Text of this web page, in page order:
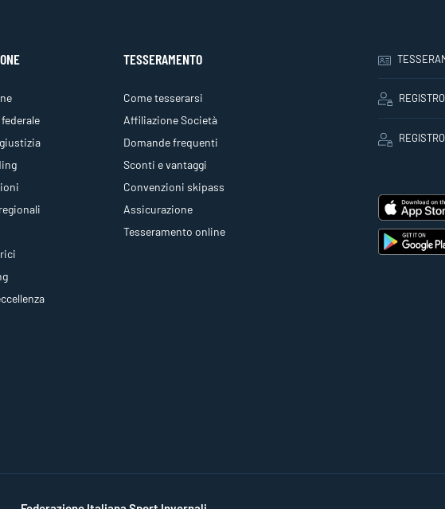
TESSERAMENTO
Come tesserarsi
Affiliazione Società
Domande frequenti
Sconti e vantaggi
Convenzioni skipass
Assicurazione
Tesseramento online